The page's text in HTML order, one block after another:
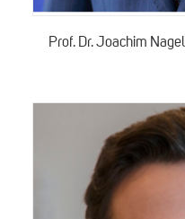
Prof. Dr. Joachim Nagel